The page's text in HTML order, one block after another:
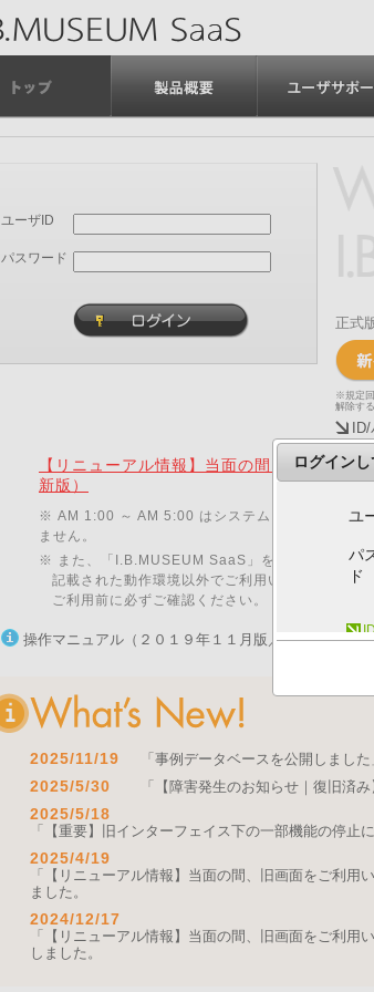
ユーザID
パスワード
正式
※規定回
解除す
【リニューアル情報】当面の間、旧画面を
新版）
※ AM 1:00 ～ AM 5:00 はシステムメンテナンス
ません。
※ また、「I.B.MUSEUM SaaS」をご利用いただ
記載された動作環境以外でご利用いただいた場
ご利用前に必ずご確認ください。
操作マニュアル（２０１９年１１月版／pdfファイル
2025/11/19 「事例データベースを公開しまし
2025/5/30 「【障害発生のお知らせ｜復旧済
2025/5/18
「【重要】旧インターフェイス下の一部機能の停止
2025/4/19
「【リニューアル情報】当面の間、旧画面をご利
ました。
2024/12/17
「【リニューアル情報】当面の間、旧画面をご利
しました。
ログイン
ユ
パ
ド